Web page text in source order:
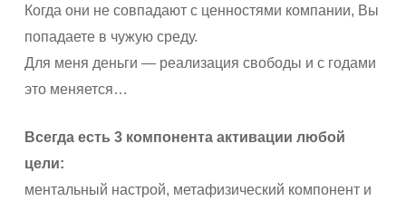
Когда они не совпадают с ценностями компании, Вы
попадаете в чужую среду.
Для меня деньги — реализация свободы и с годами
это меняется…
Всегда есть 3 компонента активации любой
цели:
ментальный настрой, метафизический компонент и